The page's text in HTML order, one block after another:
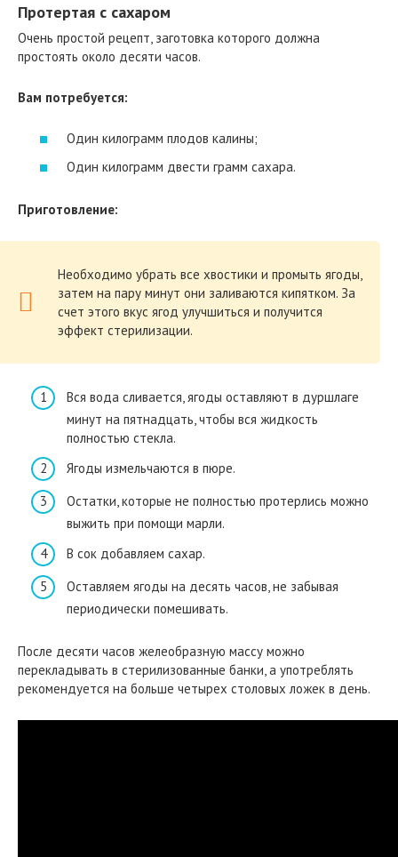
Протертая с сахаром
Очень простой рецепт, заготовка которого должна
простоять около десяти часов.
Вам потребуется:
Один килограмм плодов калины;
Один килограмм двести грамм сахара.
Приготовление:
Необходимо убрать все хвостики и промыть ягоды,
затем на пару минут они заливаются кипятком. За
счет этого вкус ягод улучшиться и получится
эффект стерилизации.
Вся вода сливается, ягоды оставляют в дуршлаге
минут на пятнадцать, чтобы вся жидкость
полностью стекла.
Ягоды измельчаются в пюре.
Остатки, которые не полностью протерлись можно
выжить при помощи марли.
В сок добавляем сахар.
Оставляем ягоды на десять часов, не забывая
периодически помешивать.
После десяти часов желеобразную массу можно
перекладывать в стерилизованные банки, а употреблять
рекомендуется на больше четырех столовых ложек в день.